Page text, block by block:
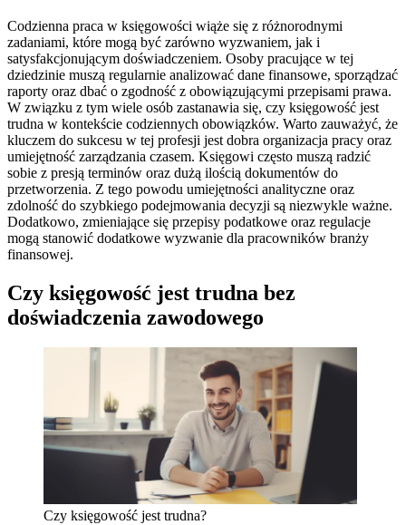
Codzienna praca w księgowości wiąże się z różnorodnymi
zadaniami, które mogą być zarówno wyzwaniem, jak i
satysfakcjonującym doświadczeniem. Osoby pracujące w tej
dziedzinie muszą regularnie analizować dane finansowe, sporządzać
raporty oraz dbać o zgodność z obowiązującymi przepisami prawa.
W związku z tym wiele osób zastanawia się, czy księgowość jest
trudna w kontekście codziennych obowiązków. Warto zauważyć, że
kluczem do sukcesu w tej profesji jest dobra organizacja pracy oraz
umiejętność zarządzania czasem. Księgowi często muszą radzić
sobie z presją terminów oraz dużą ilością dokumentów do
przetworzenia. Z tego powodu umiejętności analityczne oraz
zdolność do szybkiego podejmowania decyzji są niezwykle ważne.
Dodatkowo, zmieniające się przepisy podatkowe oraz regulacje
mogą stanowić dodatkowe wyzwanie dla pracowników branży
finansowej.
Czy księgowość jest trudna bez
doświadczenia zawodowego
Czy księgowość jest trudna?